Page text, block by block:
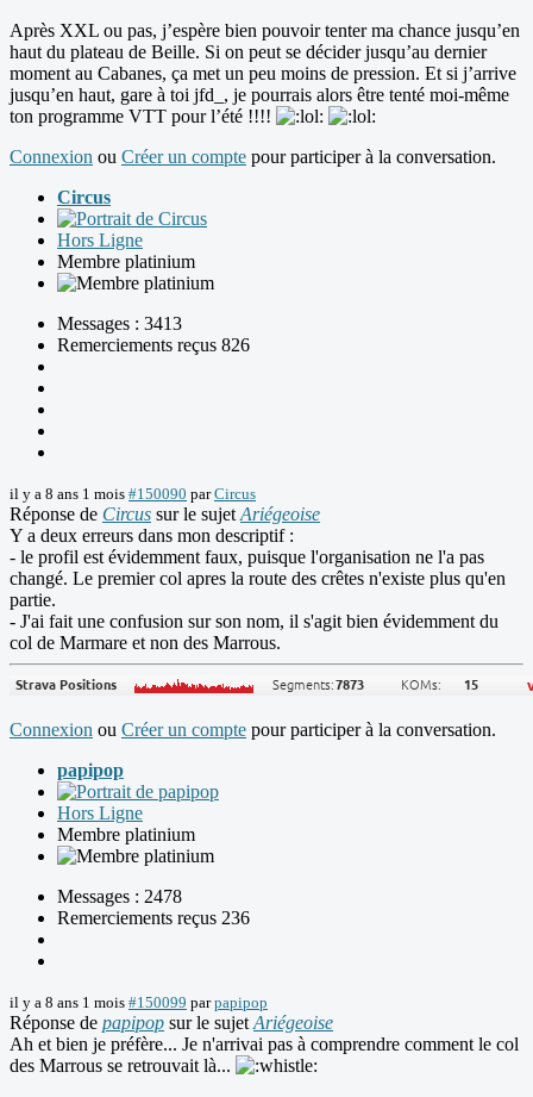
Après XXL ou pas, j’espère bien pouvoir tenter ma chance jusqu’en
haut du plateau de Beille. Si on peut se décider jusqu’au dernier
moment au Cabanes, ça met un peu moins de pression. Et si j’arrive
jusqu’en haut, gare à toi jfd_, je pourrais alors être tenté moi-même
ton programme VTT pour l’été !!!!
Connexion ou Créer un compte pour participer à la conversation.
Circus
Hors Ligne
Membre platinium
Messages : 3413
Remerciements reçus 826
il y a 8 ans 1 mois #150090 parCircus
Réponse de Circus sur le sujet Ariégeoise
Y a deux erreurs dans mon descriptif :
- le profil est évidemment faux, puisque l'organisation ne l'a pas
changé. Le premier col apres la route des crêtes n'existe plus qu'en
partie.
- J'ai fait une confusion sur son nom, il s'agit bien évidemment du
col de Marmare et non des Marrous.
Connexion ou Créer un compte pour participer à la conversation.
papipop
Hors Ligne
Membre platinium
Messages : 2478
Remerciements reçus 236
il y a 8 ans 1 mois #150099 parpapipop
Réponse de papipop sur le sujet Ariégeoise
Ah et bien je préfère... Je n'arrivai pas à comprendre comment le col
des Marrous se retrouvait là...